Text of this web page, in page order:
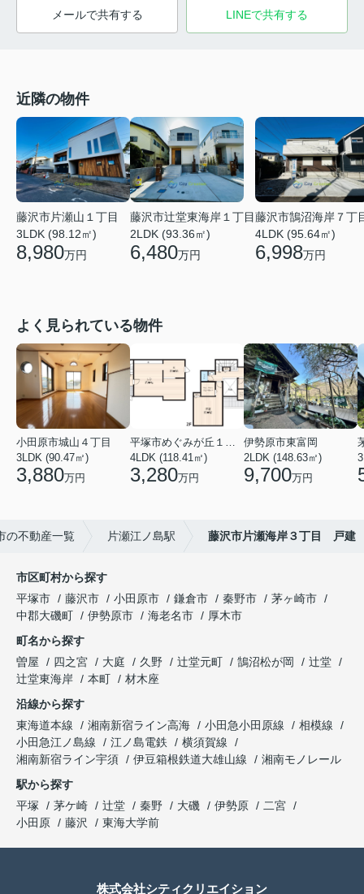
メールで共有する LINEで共有する
近隣の物件
藤沢市片瀬山１丁目
3LDK (98.12㎡)
8,980万円
藤沢市辻堂東海岸１丁目
2LDK (93.36㎡)
6,480万円
藤沢市鵠沼海岸７丁
4LDK (95.64㎡)
6,998万円
よく見られている物件
小田原市城山４丁目
3LDK (90.47㎡)
3,880万円
平塚市めぐみが丘１丁目
4LDK (118.41㎡)
3,280万円
伊勢原市東富岡
2LDK (148.63㎡)
9,700万円
の不動産一覧 片瀬江ノ島駅 藤沢市片瀬海岸３丁目 戸建
市区町村から探す
平塚市
藤沢市 小田原市 鎌倉市 秦野市
茅ヶ崎市
中郡大磯町
伊勢原市 海老名市
厚木市
町名から探す
曽屋
四之宮 大庭 久野 辻堂元町 鵠沼松が岡
辻堂
辻堂東海岸
本町
材木座
沿線から探す
東海道本線
湘南新宿ライン高海 小田急小田原線
相模線
小田急江ノ島線
江ノ島電鉄
横須賀線
湘南新宿ライン宇須
伊豆箱根鉄道大雄山線
湘南モノレール
駅から探す
平塚
茅ケ崎 辻堂 秦野 大磯 伊勢原
二宮
小田原
藤沢 東海大学前
株式会社シティクリエイション